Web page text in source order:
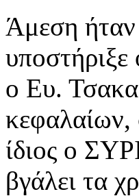
Άμεση
ο Ευ.
κεφαλαίων,
ίδιος ο
βγάλει τα